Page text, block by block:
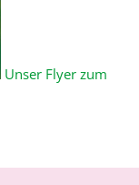
Unser Flyer zum